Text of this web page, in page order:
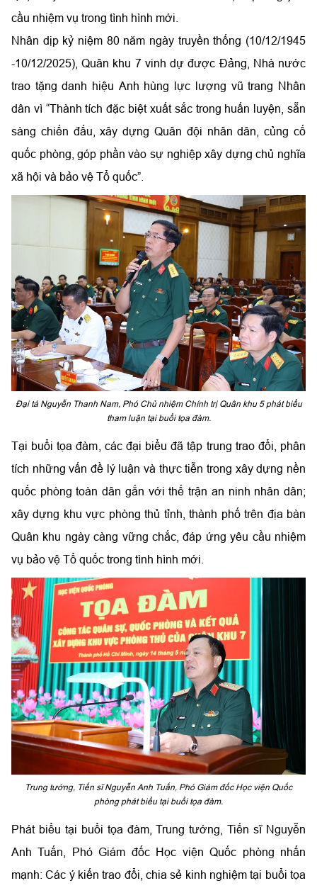
cầu nhiệm vụ trong tình hình mới.
Nhân dịp kỷ niệm 80 năm ngày truyền thống (10/12/1945
-10/12/2025), Quân khu 7 vinh dự được Đảng, Nhà nước
trao tặng danh hiệu Anh hùng lực lượng vũ trang Nhân
dân vì “Thành tích đặc biệt xuất sắc trong huấn luyện, sẵn
sàng chiến đấu, xây dựng Quân đội nhân dân, củng cố
quốc phòng, góp phần vào sự nghiệp xây dựng chủ nghĩa
xã hội và bảo vệ Tổ quốc”.
Đại tá Nguyễn Thanh Nam, Phó Chủ nhiệm Chính trị Quân khu 5 phát biểu
tham luận tại buổi tọa đàm.
Tại buổi tọa đàm, các đại biểu đã tập trung trao đổi, phân
tích những vấn đề lý luận và thực tiễn trong xây dựng nền
quốc phòng toàn dân gắn với thế trận an ninh nhân dân;
xây dựng khu vực phòng thủ tỉnh, thành phố trên địa bàn
Quân khu ngày càng vững chắc, đáp ứng yêu cầu nhiệm
vụ bảo vệ Tổ quốc trong tình hình mới.
Trung tướng, Tiến sĩ Nguyễn Anh Tuấn, Phó Giám đốc Học viện Quốc
phòng phát biểu tại buổi tọa đàm.
Phát biểu tại buổi tọa đàm, Trung tướng, Tiến sĩ Nguyễn
Anh Tuấn, Phó Giám đốc Học viện Quốc phòng nhấn
mạnh: Các ý kiến trao đổi, chia sẻ kinh nghiệm tại buổi tọa